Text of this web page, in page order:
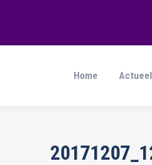
Home Actueel